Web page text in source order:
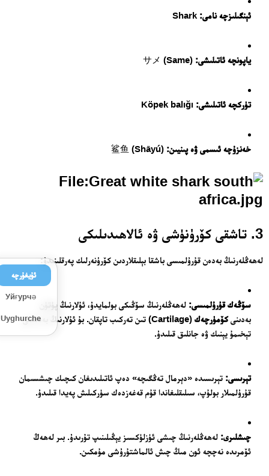
ئېنگىلىزچە نامى:
ياپونچە ئاتىلىشى:
تۈركچە ئاتىلىشى:
خەنزۇچە ئىسمى ۋە پىنيىن:
3. تاشقى كۆرۈنۈشى ۋە ئالاھىدىلىكى
لەھەڭلەرنىڭ بەدەن قۇرۇلمىسى باشقا بېلىقلاردىن كۆرۈنەرلىك پەرقلىنىدۇ:
سۆڭەك قۇرۇلمىسى: لەھەڭلەرنىڭ سۆڭىكى بولمايدۇ، ئۇلارنىڭ پۈتۈن
بەدىنىكۆمۈرچەك
(Cartilage) تىن تەركىب تاپقان. بۇ ئۇلارنىڭ بەدىنىنى
تېخىمۇ يېنىك ۋە جانلىق قىلىدۇ.
تېرىسى: تېرىسىدە «دېرمال تەڭگىچە» دەپ ئاتىلىدىغان كىچىك چىشسىمان
قۇرۇلمىلار بولۇپ، سىلىقلىغاندا قۇم قەغەزدەك سۈركىلىش پەيدا قىلىدۇ.
چىشلىرى: لەھەڭلەرنىڭ چىشى ئۈزلۈكسىز يېڭىلىنىپ تۇرىدۇ. بىر لەھەڭ
ئۆمرىدە نەچچە ئون مىڭ چىش ئالماشتۇرۇشى مۇمكىن.
ئۇيغۇرچە
Уйғурчә
Uyghurche